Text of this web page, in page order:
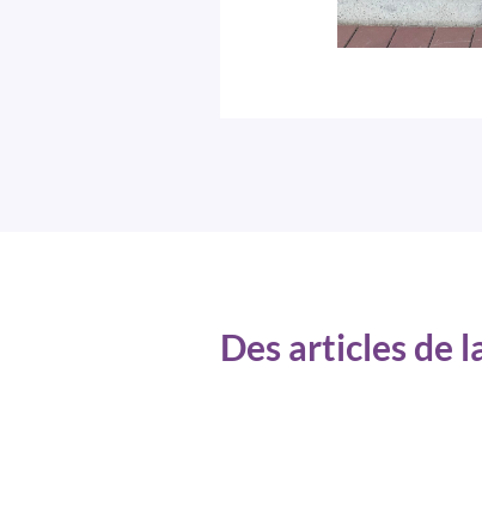
Des articles de